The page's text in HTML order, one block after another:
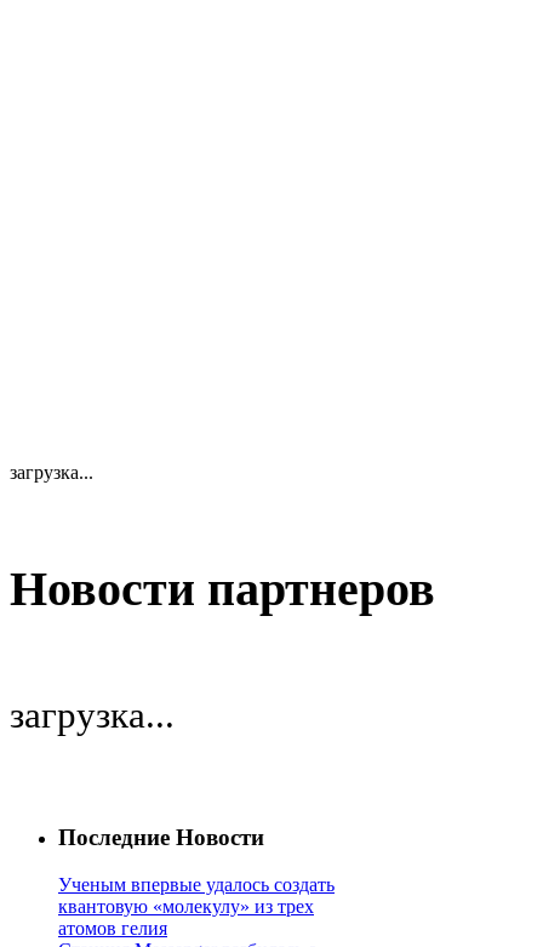
загрузка...
Новости партнеров
загрузка...
Последние Новости
Ученым впервые удалось создать
квантовую «молекулу» из трех
атомов гелия